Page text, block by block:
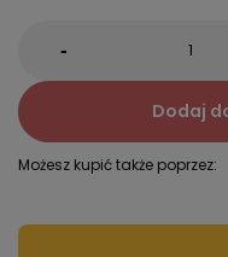
-
Dodaj
Możesz kupić także poprzez: